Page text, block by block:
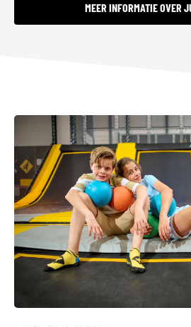
MEER INFORMATIE OVER